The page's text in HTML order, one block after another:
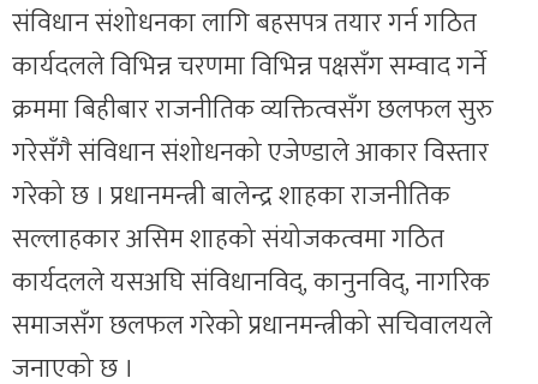
संविधान संशोधनका लागि बहसपत्र तयार गर्न गठित
कार्यदलले विभिन्न चरणमा विभिन्न पक्षसँग सम्वाद गर्ने
क्रममा बिहीबार राजनीतिक व्यक्तित्वसँग छलफल सुरु
गरेसँगै संविधान संशोधनको एजेण्डाले आकार विस्तार
गरेको छ । प्रधानमन्त्री बालेन्द्र शाहका राजनीतिक
सल्लाहकार असिम शाहको संयोजकत्वमा गठित
कार्यदलले यसअघि संविधानविद्, कानुनविद्, नागरिक
समाजसँग छलफल गरेको प्रधानमन्त्रीको सचिवालयले
जनाएको छ ।